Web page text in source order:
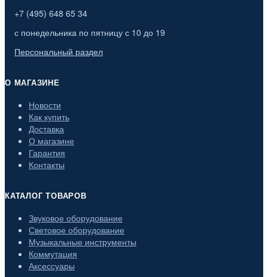
+7 (495) 648 65 34
с понедельника по пятницу с 10 до 19
Персональный раздел
О МАГАЗИНЕ
Новости
Как купить
Доставка
О магазине
Гарантия
Контакты
КАТАЛОГ ТОВАРОВ
Звуковое оборудование
Световое оборудование
Музыкальные инструменты
Коммутация
Аксессуары